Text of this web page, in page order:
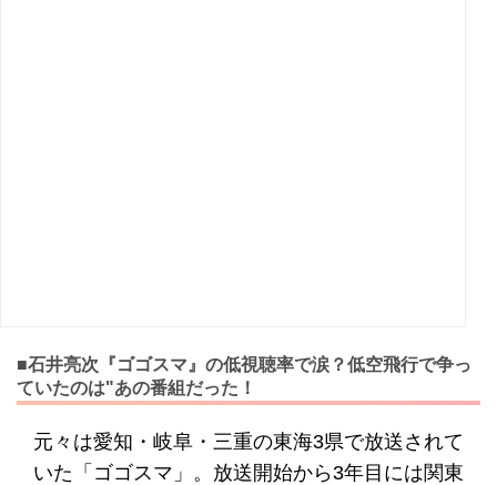
■石井亮次『ゴゴスマ』の低視聴率で涙？低空飛行で争っ
ていたのは"あの番組だった！
元々は愛知・岐阜・三重の東海3県で放送されて
いた「ゴゴスマ」。放送開始から3年目には関東